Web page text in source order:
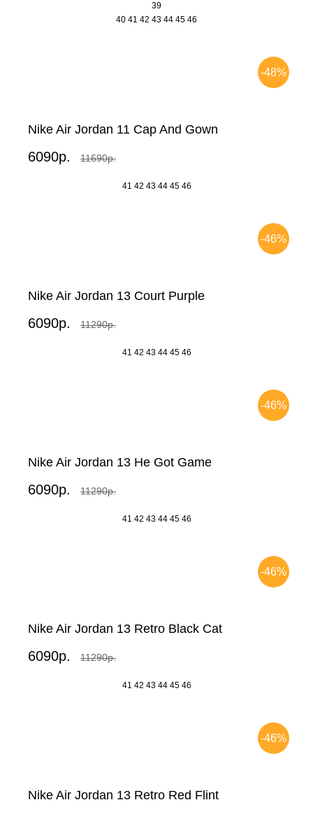
39
40 41 42 43 44 45 46
-48%
Nike Air Jordan 11 Cap And Gown
6090р. 11690р.
41 42 43 44 45 46
-46%
Nike Air Jordan 13 Court Purple
6090р. 11290р.
41 42 43 44 45 46
-46%
Nike Air Jordan 13 He Got Game
6090р. 11290р.
41 42 43 44 45 46
-46%
Nike Air Jordan 13 Retro Black Cat
6090р. 11290р.
41 42 43 44 45 46
-46%
Nike Air Jordan 13 Retro Red Flint